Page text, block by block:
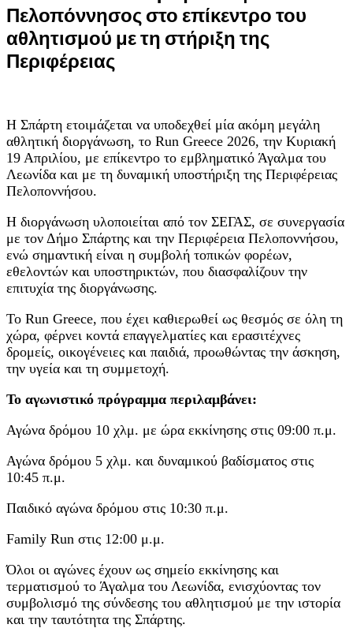
Πελοπόννησος στο επίκεντρο του
αθλητισμού με τη στήριξη της
Περιφέρειας
Η Σπάρτη ετοιμάζεται να υποδεχθεί μία ακόμη μεγάλη
αθλητική διοργάνωση, το Run Greece 2026, την Κυριακή
19 Απριλίου, με επίκεντρο το εμβληματικό Άγαλμα του
Λεωνίδα και με τη δυναμική υποστήριξη της Περιφέρειας
Πελοποννήσου.
Η διοργάνωση υλοποιείται από τον ΣΕΓΑΣ, σε συνεργασία
με τον Δήμο Σπάρτης και την Περιφέρεια Πελοποννήσου,
ενώ σημαντική είναι η συμβολή τοπικών φορέων,
εθελοντών και υποστηρικτών, που διασφαλίζουν την
επιτυχία της διοργάνωσης.
Το Run Greece, που έχει καθιερωθεί ως θεσμός σε όλη τη
χώρα, φέρνει κοντά επαγγελματίες και ερασιτέχνες
δρομείς, οικογένειες και παιδιά, προωθώντας την άσκηση,
την υγεία και τη συμμετοχή.
Το αγωνιστικό πρόγραμμα περιλαμβάνει:
Αγώνα δρόμου 10 χλμ. με ώρα εκκίνησης στις 09:00 π.μ.
Αγώνα δρόμου 5 χλμ. και δυναμικού βαδίσματος στις
10:45 π.μ.
Παιδικό αγώνα δρόμου στις 10:30 π.μ.
Family Run στις 12:00 μ.μ.
Όλοι οι αγώνες έχουν ως σημείο εκκίνησης και
τερματισμού το Άγαλμα του Λεωνίδα, ενισχύοντας τον
συμβολισμό της σύνδεσης του αθλητισμού με την ιστορία
και την ταυτότητα της Σπάρτης.